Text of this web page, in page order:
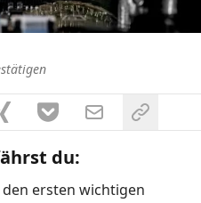
du:
ersten wichtigen